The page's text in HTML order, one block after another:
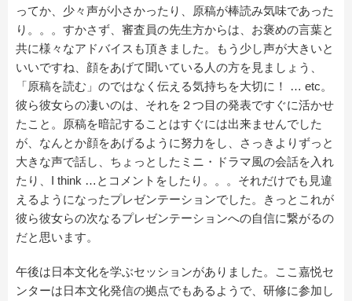
ってか、少々声が小さかったり、原稿が棒読み気味であった
り。。。すかさず、審査員の先生方からは、お褒めの言葉と
共に様々なアドバイスも頂きました。もう少し声が大きいと
いいですね、顔をあげて聞いている人の方を見ましょう、
「原稿を読む」のではなく伝える気持ちを大切に！ … etc。
彼ら彼女らの凄いのは、それを２つ目の発表ですぐに活かせ
たこと。原稿を暗記することはすぐには出来ませんでした
が、なんとか顔をあげるように努力をし、さっきよりずっと
大きな声で話し、ちょっとしたミニ・ドラマ風の会話を入れ
たり、I think …とコメントをしたり。。。それだけでも見違
えるようになったプレゼンテーションでした。きっとこれが
彼ら彼女らの次なるプレゼンテーションへの自信に繋がるの
だと思います。
午後は日本文化を学ぶセッションがありました。ここ嘉悦セ
ンターは日本文化発信の拠点でもあるようで、研修に参加し